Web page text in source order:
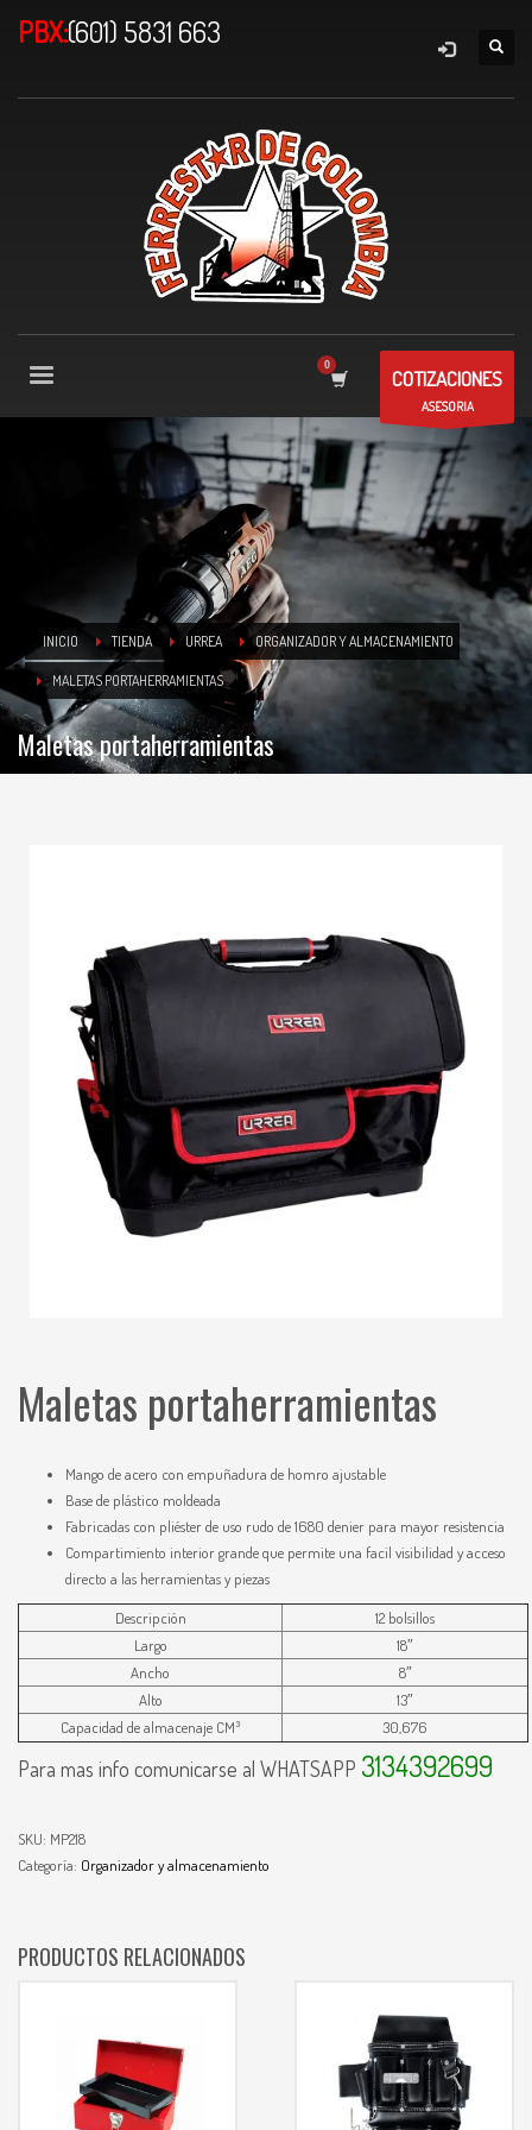
PBX:(601) 5831 663
COTIZACIONES
ASESORIA
INICIO TIENDA URREA ORGANIZADOR Y ALMACENAMIENTO
MALETAS PORTAHERRAMIENTAS
Maletas portaherramientas
Maletas portaherramientas
Mango de acero con empuñadura de homro ajustable
Base de plástico moldeada
Fabricadas con pliéster de uso rudo de 1680 denier para mayor resistencia
Compartimiento interior grande que permite una facil visibilidad y acceso
directo a las herramientas y piezas
Descripción
12 bolsillos
Largo
18″
Ancho
8″
Alto
13″
Capacidad de almacenaje CM³
30,676
Para mas info comunicarse al WHATSAPP 3134392699
SKU: MP218
Categoría: Organizador y almacenamiento
PRODUCTOS RELACIONADOS